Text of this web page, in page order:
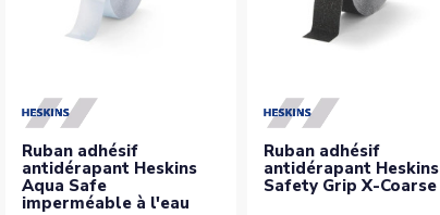
Ruban adhésif
antidérapant Heskins
Aqua Safe
imperméable à l'eau
Ruban adhésif
antidérapant Heskins
Safety Grip X-Coarse